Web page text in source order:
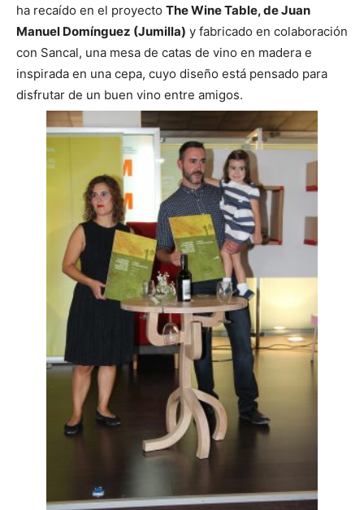
ha recaído en el proyecto The Wine Table, de Juan
Manuel Domínguez (Jumilla) y fabricado en colaboración
con Sancal, una mesa de catas de vino en madera e
inspirada en una cepa, cuyo diseño está pensado para
disfrutar de un buen vino entre amigos.